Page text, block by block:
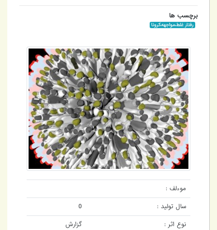
برچسب ها
رفتار غلط،مواجهه،کرونا
موءلف :
سال تولید :
نوع اثر :
گزارش